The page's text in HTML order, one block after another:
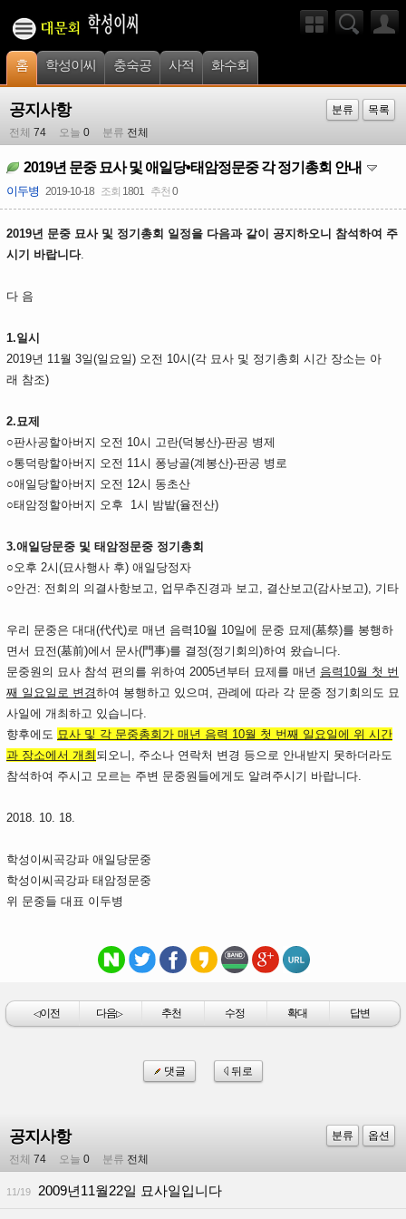
홈 학성이씨 충숙공 사적 화수회
공지사항 분류
목록
전체 74 오늘 0 분류 전체
2019년 문중 묘사 및 애일당•태암정문중 각 정기총회 안내
이두병 2019-10-18 조회 1801 추천 0
2019년 문중 묘사 및 정기총회 일정을 다음과 같이 공지하오니 참석하여 주
시기 바랍니다.
다 음
1.일시
2019년 11월 3일(일요일) 오전 10시(각 묘사 및 정기총회 시간 장소는 아
래 참조)
2.묘제
○판사공할아버지 오전 10시 고란(덕봉산)-판공 병제
○통덕랑할아버지 오전 11시 퐁낭골(계봉산)-판공 병로
○애일당할아버지 오전 12시 동초산
○태암정할아버지 오후 1시 밤밭(율전산)
3.애일당문중 및 태암정문중 정기총회
○오후 2시(묘사행사 후) 애일당정자
○안건: 전회의 의결사항보고, 업무추진경과 보고, 결산보고(감사보고), 기타
우리 문중은 대대(代代)로 매년 음력10월 10일에 문중 묘제(墓祭)를 봉행하
면서 묘전(墓前)에서 문사(門事)를 결정(정기회의)하여 왔습니다.
문중원의 묘사 참석 편의를 위하여 2005년부터 묘제를 매년 음력10월 첫 번
째 일요일로 변경하여 봉행하고 있으며, 관례에 따라 각 문중 정기회의도 묘
사일에 개최하고 있습니다.
향후에도 묘사 및 각 문중총회가 매년 음력 10월 첫 번째 일요일에 위 시간
과 장소에서 개최 되오니, 주소나 연락처 변경 등으로 안내받지 못하더라도
참석하여 주시고 모르는 주변 문중원들에게도 알려주시기 바랍니다.
2018. 10. 18.
학성이씨곡강파 애일당문중
학성이씨곡강파 태암정문중
위 문중들 대표 이두병
◁이전 다음▷ 추천 수정 확대 답변
댓글 뒤로
공지사항 분류
옵션
전체 74 오늘 0 분류 전체
11/19 2009년11월22일 묘사일입니다